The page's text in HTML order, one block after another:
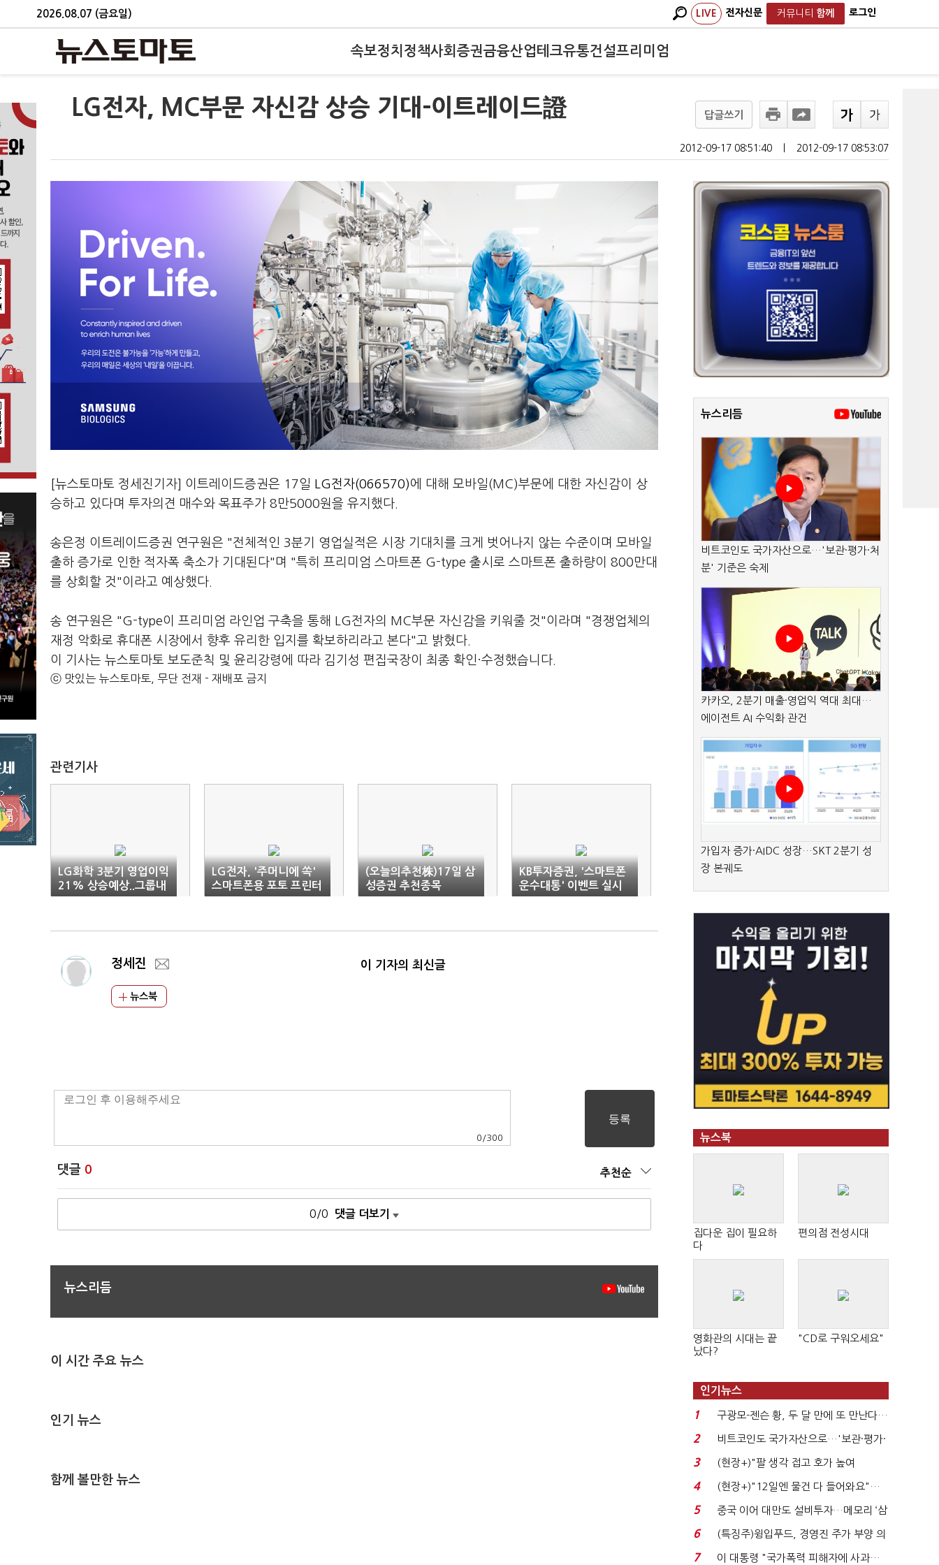
2026.08.07 (금요일) LIVE 전자신문 커뮤니티 함께 로그인
속보정치 정책사회 증권금융산업테크유통건설프리미엄
LG전자, MC부문 자신감 상승 기대-이트레이드證 답글쓰기
2012-09-17 08:51:40 2012-09-17 08:53:07
[뉴스토마토 정세진기자] 이트레이드증권은 17일 LG전자(066570)에 대해 모바일(MC)부문에 대한 자신감이 상
승하고 있다며 투자의견 매수와 목표주가 8만5000원을 유지했다.
송은정 이트레이드증권 연구원은 "전체적인 3분기 영업실적은 시장 기대치를 크게 벗어나지 않는 수준이며 모바일
출하 증가로 인한 적자폭 축소가 기대된다"며 "특히 프리미엄 스마트폰 G-type 출시로 스마트폰 출하량이 800만대
를 상회할 것"이라고 예상했다.
송 연구원은 "G-type이 프리미엄 라인업 구축을 통해 LG전자의 MC부문 자신감을 키워줄 것"이라며 "경쟁업체의
재정 악화로 휴대폰 시장에서 향후 유리한 입지를 확보하리라고 본다"고 밝혔다.
이 기사는 뉴스토마토 보도준칙 및 윤리강령에 따라 김기성 편집국장이 최종 확인·수정했습니다.
ⓒ 맛있는 뉴스토마토, 무단 전재 - 재배포 금지
관련기사
LG화학 3분기 영업이익
21% 상승예상..그룹내
최대
LG전자, '주머니에 쏙'
스마트폰용 포토 프린터
출시
(오늘의추천株)17일 삼
성증권 추천종목
KB투자증권, '스마트폰
운수대통' 이벤트 실시
정세진
뉴스북
이 기자의 최신글
0 /300
댓글 0 추천순
0/0 댓글 더보기
뉴스리듬
이 시간 주요 뉴스
인기 뉴스
함께 볼만한 뉴스
뉴스리듬
비트코인도 국가자산으로…'보관·평가·처
분' 기준은 숙제
카카오, 2분기 매출·영업익 역대 최대…
에이전트 AI 수익화 관건
가입자 증가·AIDC 성장…SKT 2분기 성
장 본궤도
뉴스북
집다운 집이 필요하
다
편의점 전성시대
영화관의 시대는 끝
났다?
"CD로 구워오세요"
인기뉴스
1
구광모-젠슨 황, 두 달 만에 또 만난다…
로봇·AI 등 논...
2
비트코인도 국가자산으로…'보관·평가·
처분' 기준은 ...
3
(현장+)"팔 생각 접고 호가 높여
요"…'덜 똘똘한 한 채' 20...
4
(현장+)"12일엔 물건 다 들어와요"…
빈 매대 채우며 문 연 ...
5
중국 이어 대만도 설비투자…메모리 ‘삼
국전쟁’
6
(특징주)윙입푸드, 경영진 주가 부양 의
지에 상한가...
7 이 대통령 "국가폭력 피해자에 사과…